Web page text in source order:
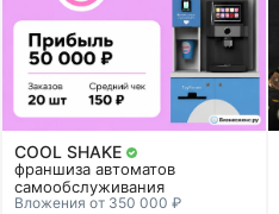
COOL SHAKE
франшиза автоматов
самообслуживания
Вложения от 350 000 ₽